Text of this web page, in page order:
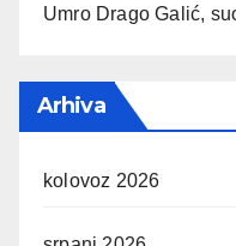
Umro Drago Galić,
Arhiva
kolovoz 2026